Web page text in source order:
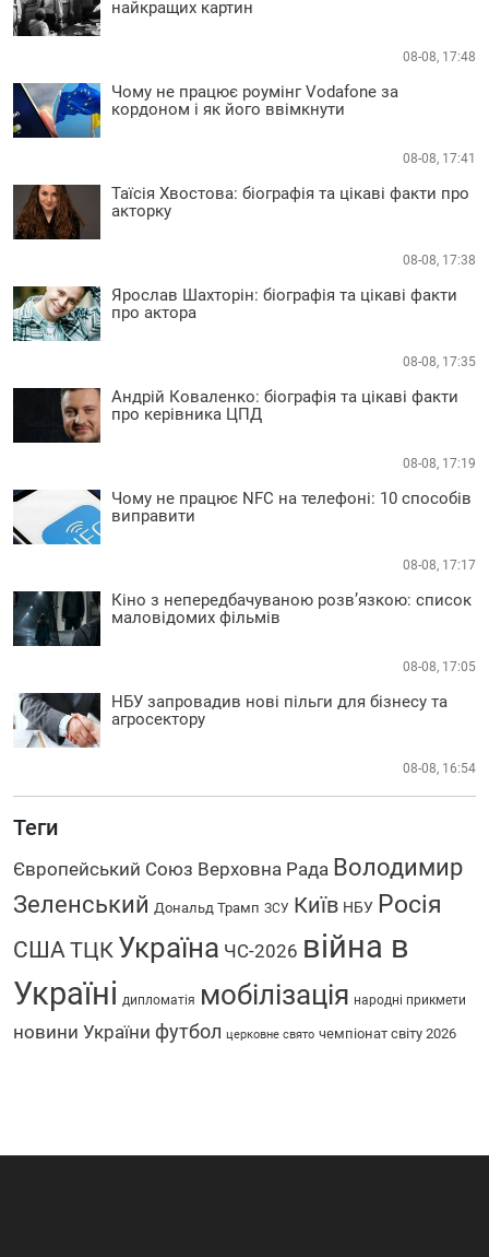
найкращих картин
08-08, 17:48
Чому не працює роумінг Vodafone за
кордоном і як його ввімкнути
08-08, 17:41
Таїсія Хвостова: біографія та цікаві факти про
акторку
08-08, 17:38
Ярослав Шахторін: біографія та цікаві факти
про актора
08-08, 17:35
Андрій Коваленко: біографія та цікаві факти
про керівника ЦПД
08-08, 17:19
Чому не працює NFC на телефоні: 10 способів
виправити
08-08, 17:17
Кіно з непередбачуваною розв’язкою: список
маловідомих фільмів
08-08, 17:05
НБУ запровадив нові пільги для бізнесу та
агросектору
08-08, 16:54
Теги
Європейський Союз Верховна Рада Володимир
Зеленський Дональд Трамп ЗСУ Київ НБУ Росія
СШАТЦК Україна ЧС-2026 війна в
Україні дипломатія мобілізація народні прикмети
новини України футбол церковне свято чемпіонат світу 2026